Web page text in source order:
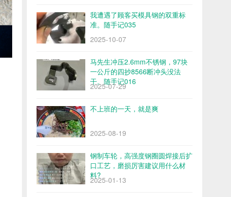
我遭遇了顾客买模具钢的双重标
准。随手记035
2025-10-07
马先生冲压2.6mm不锈钢，97块
一公斤的四抄8566断冲头没法
干。随手记016
2025-07-29
不上班的一天，就是爽
2025-08-19
钢制车轮，高强度钢圈圆焊接后扩
口工艺，磨损厉害建议用什么材
料?
2025-01-13